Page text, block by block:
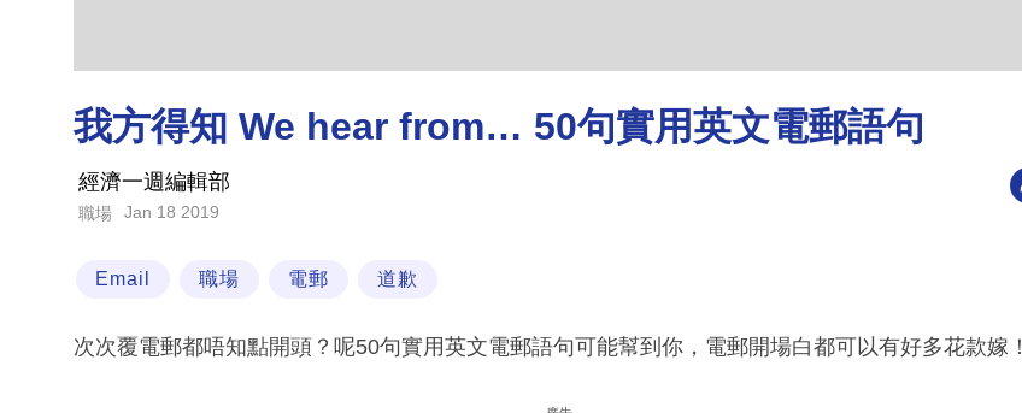
我方得知 We hear from… 50句實用英文電郵語句
經濟一週編輯部
職場 Jan 18 2019
Email 職場 電郵 道歉
次次覆電郵都唔知點開頭？呢50句實用英文電郵語句可能幫到你，電郵開場白都可以有好多花款嫁！